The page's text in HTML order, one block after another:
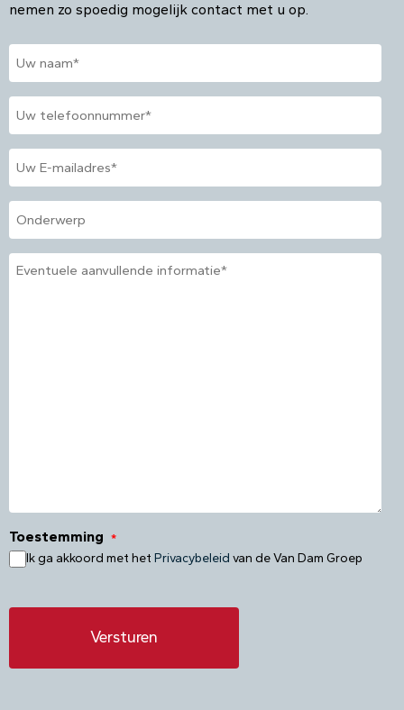
nemen zo spoedig mogelijk contact met u op.
*
Geen
Toestemming *
Ik ga akkoord met het Privacybeleid van de Van Dam Groep